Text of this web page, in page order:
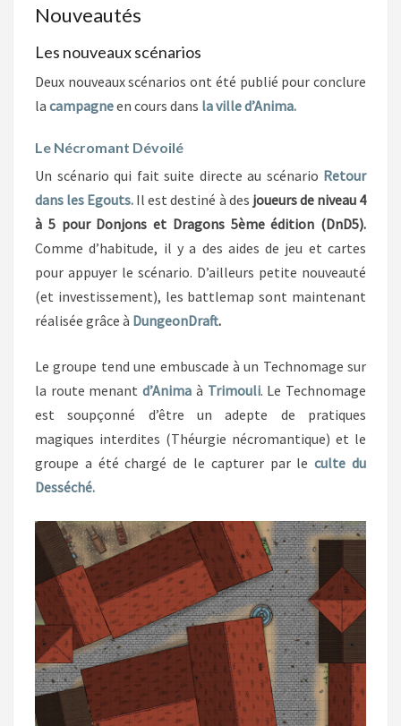
Nouveautés
Les nouveaux scénarios
Deux nouveaux scénarios ont été publié pour conclure
la campagneen cours dans la ville d’Anima.
Le Nécromant Dévoilé
Un scénario qui fait suite directe au scénario Retour
dans les Egouts. Il est destiné à des joueurs de niveau 4
à 5 pour Donjons et Dragons 5ème édition (DnD5).
Comme d’habitude, il y a des aides de jeu et cartes
pour appuyer le scénario. D’ailleurs petite nouveauté
(et investissement), les battlemap sont maintenant
réalisée grâce à DungeonDraft.
Le groupe tend une embuscade à un Technomage sur
la route menantd’Anima à Trimouli. Le Technomage
est soupçonné d’être un adepte de pratiques
magiques interdites (Théurgie nécromantique) et le
groupe a été chargé de le capturer par le culte du
Desséché.